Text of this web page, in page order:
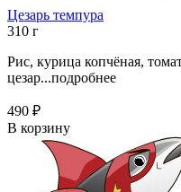
Цезарь темпура
310 г
Рис, курица копчёная,
цезар...подробнее
490 ₽
В корзину